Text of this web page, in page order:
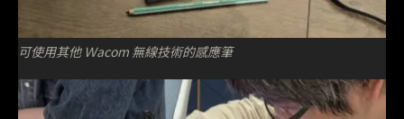
可使用其他 Ｗacom 無線技術的感應筆